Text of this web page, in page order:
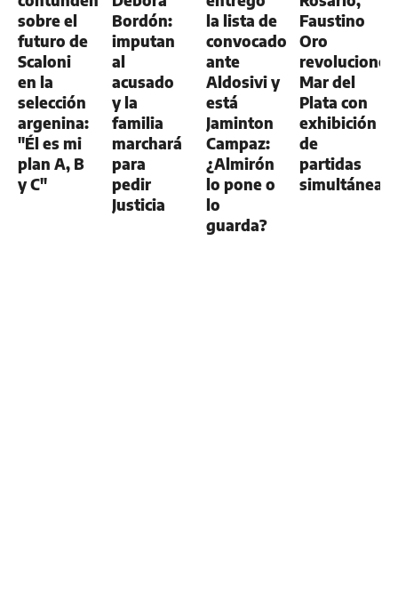
sobre el
futuro de
Scaloni
en la
selección
argenina:
"Él es mi
plan A, B
y C"
Bordón:
imputan
al
acusado
y la
familia
marchará
para
pedir
Justicia
la lista de
convocados
ante
Aldosivi y
está
Jaminton
Campaz:
¿Almirón
lo pone o
lo
guarda?
Faustino
Oro
revolucionó
Mar del
Plata con
exhibición
de
partidas
simultáneas